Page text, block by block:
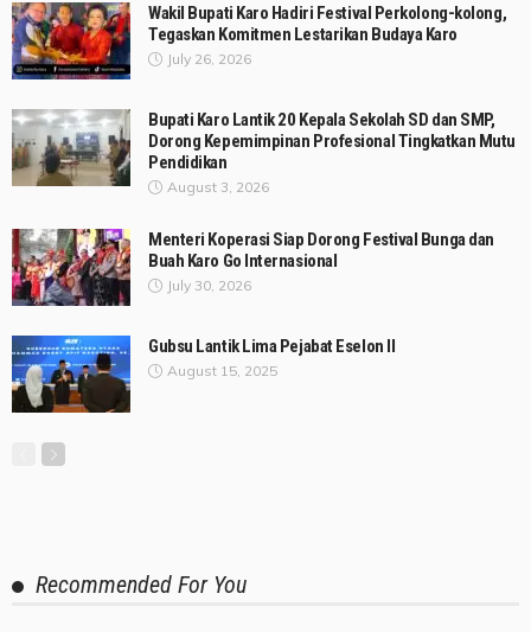
Wakil Bupati Karo Hadiri Festival Perkolong-kolong,
Tegaskan Komitmen Lestarikan Budaya Karo
July 26, 2026
Bupati Karo Lantik 20 Kepala Sekolah SD dan SMP,
Dorong Kepemimpinan Profesional Tingkatkan Mutu
Pendidikan
August 3, 2026
Menteri Koperasi Siap Dorong Festival Bunga dan
Buah Karo Go Internasional
July 30, 2026
Gubsu Lantik Lima Pejabat Eselon II
August 15, 2025
Recommended For You